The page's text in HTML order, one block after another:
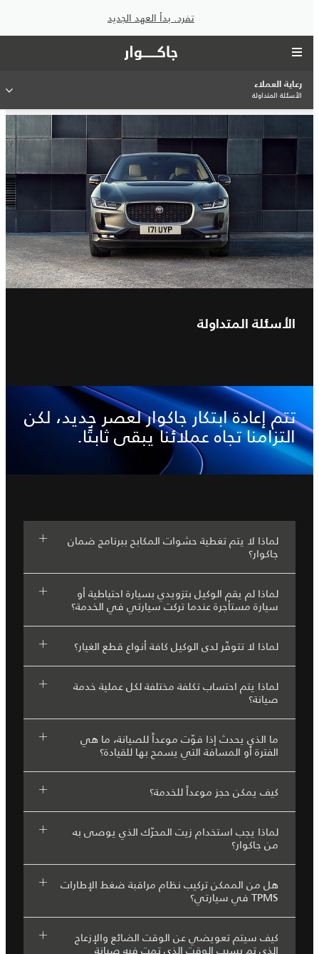
تفرد. بدأ العهد الجديد
رعاية العملاء
الأسئلة المتداولة
الأسئلة المتداولة
تتم إعادة ابتكار جاكوار لعصر جديد، لكن
التزامنا تجاه عملائنا يبقى ثابتًا.
لماذا لا يتم تغطية حشوات المكابح ببرنامج ضمان
جاكوار؟
لماذا لم يقم الوكيل بتزويدي بسيارة احتياطية أو
سيارة مستأجرة عندما تركت سيارتي في الخدمة؟
لماذا لا تتوفّر لدى الوكيل كافة أنواع قطع الغيار؟
لماذا يتم احتساب تكلفة مختلفة لكل عملية خدمة
صيانة؟
ما الذي يحدث إذا فوّت موعداً للصيانة، ما هي
الفترة أو المسافة التي يسمح بها للقيادة؟
كيف يمكن حجز موعداً للخدمة؟
لماذا يجب استخدام زيت المحرّك الذي يوصى به
من جاكوار؟
هل من الممكن تركيب نظام مراقبة ضغط الإطارات
TPMS في سيارتي؟
كيف سيتم تعويضي عن الوقت الضائع والإزعاج
الذي تم بسبب الوقت الذي تمت فيه صيانة